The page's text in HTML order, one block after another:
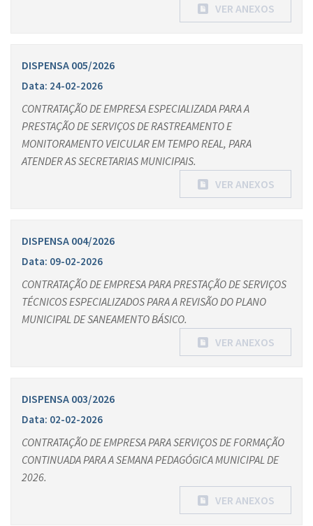
VER ANEXOS
DISPENSA 005/2026
Data: 24-02-2026
CONTRATAÇÃO DE EMPRESA ESPECIALIZADA PARA A
PRESTAÇÃO DE SERVIÇOS DE RASTREAMENTO E
MONITORAMENTO VEICULAR EM TEMPO REAL, PARA
ATENDER AS SECRETARIAS MUNICIPAIS.
VER ANEXOS
DISPENSA 004/2026
Data: 09-02-2026
CONTRATAÇÃO DE EMPRESA PARA PRESTAÇÃO DE SERVIÇOS
TÉCNICOS ESPECIALIZADOS PARA A REVISÃO DO PLANO
MUNICIPAL DE SANEAMENTO BÁSICO.
VER ANEXOS
DISPENSA 003/2026
Data: 02-02-2026
CONTRATAÇÃO DE EMPRESA PARA SERVIÇOS DE FORMAÇÃO
CONTINUADA PARA A SEMANA PEDAGÓGICA MUNICIPAL DE
2026.
VER ANEXOS